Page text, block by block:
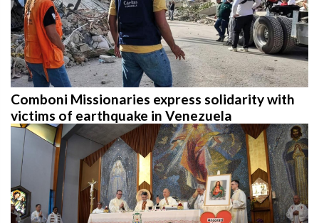
Comboni Missionaries express solidarity with
victims of earthquake in Venezuela